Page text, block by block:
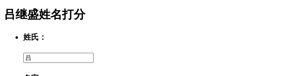
吕继盛姓名打分
姓氏：